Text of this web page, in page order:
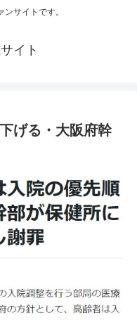
サイトです。
イト
げる・大阪府幹